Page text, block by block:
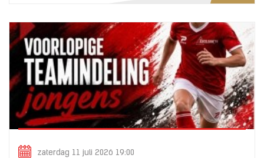
zaterdag 11 juli 2026 19:00